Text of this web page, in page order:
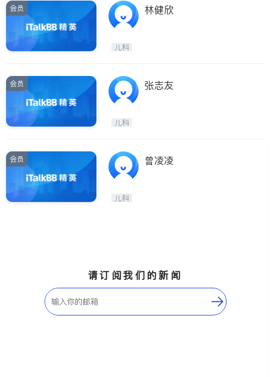
会员 林健欣
儿科
会员 张志友
儿科
会员 曾凌凌
儿科
请订阅我们的新闻